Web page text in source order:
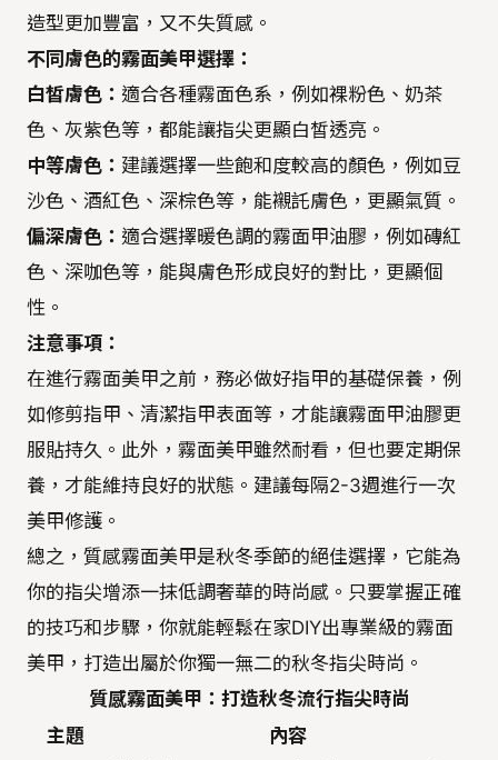
造型更加豐富，又不失質感。
不同膚色的霧面美甲選擇：
白皙膚色： 適合各種霧面色系，例如裸粉色、奶茶
色、灰紫色等，都能讓指尖更顯白皙透亮。
中等膚色： 建議選擇一些飽和度較高的顏色，例如豆
沙色、酒紅色、深棕色等，能襯託膚色，更顯氣質。
偏深膚色： 適合選擇暖色調的霧面甲油膠，例如磚紅
色、深咖色等，能與膚色形成良好的對比，更顯個
性。
注意事項：
在進行霧面美甲之前，務必做好指甲的基礎保養，例
如修剪指甲、清潔指甲表面等，才能讓霧面甲油膠更
服貼持久。此外，霧面美甲雖然耐看，但也要定期保
養，才能維持良好的狀態。建議每隔2-3週進行一次
美甲修護。
總之，質感霧面美甲是秋冬季節的絕佳選擇，它能為
你的指尖增添一抹低調奢華的時尚感。只要掌握正確
的技巧和步驟，你就能輕鬆在家DIY出專業級的霧面
美甲，打造出屬於你獨一無二的秋冬指尖時尚。
質感霧面美甲：打造秋冬流行指尖時尚
主題
內容